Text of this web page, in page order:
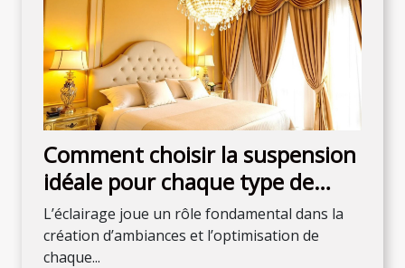
Comment choisir la suspension
idéale pour chaque type de
chambre
L’éclairage joue un rôle fondamental dans la
création d’ambiances et l’optimisation de
chaque...